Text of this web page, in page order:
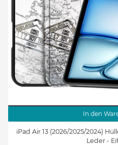
In den
iPad Air 13 (2026/2025/2024)
Leder -